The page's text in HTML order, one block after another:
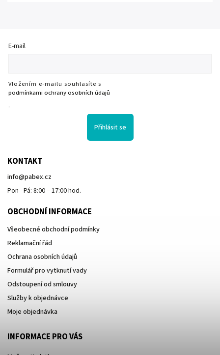
E-mail
Vložením e-mailu souhlasíte s
podmínkami ochrany osobních údajů
.
Přihlásit se
KONTAKT
info@pabex.cz
Pon - Pá: 8:00 – 17:00 hod.
OBCHODNÍ INFORMACE
Všeobecné obchodní podmínky
Reklamační řád
Ochrana osobních údajů
Formulář pro vytknutí vady
Odstoupení od smlouvy
Služby k objednávce
Moje objednávka
INFORMACE PRO VÁS